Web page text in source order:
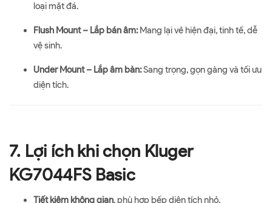
loại mặt đá.
Flush Mount – Lắp bán âm:Mang lại vẻ hiện đại, tinh tế, dễ
vệ sinh.
Under Mount – Lắp âm bàn:Sang trọng, gọn gàng và tối ưu
diện tích.
7. Lợi ích khi chọn Kluger
KG7044FS Basic
Tiết kiệm không gian, phù hợp bếp diện tích nhỏ.